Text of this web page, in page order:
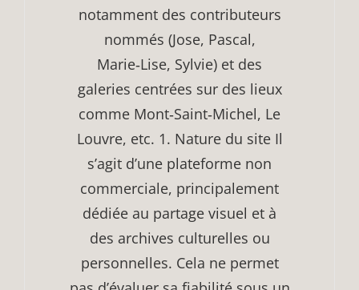
notamment des contributeurs
nommés (Jose, Pascal,
Marie‑Lise, Sylvie) et des
galeries centrées sur des lieux
comme Mont‑Saint‑Michel, Le
Louvre, etc. 1. Nature du site Il
s’agit d’une plateforme non
commerciale, principalement
dédiée au partage visuel et à
des archives culturelles ou
personnelles. Cela ne permet